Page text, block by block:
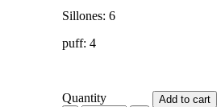
Sillones: 6
puff: 4
Quantity Add to cart